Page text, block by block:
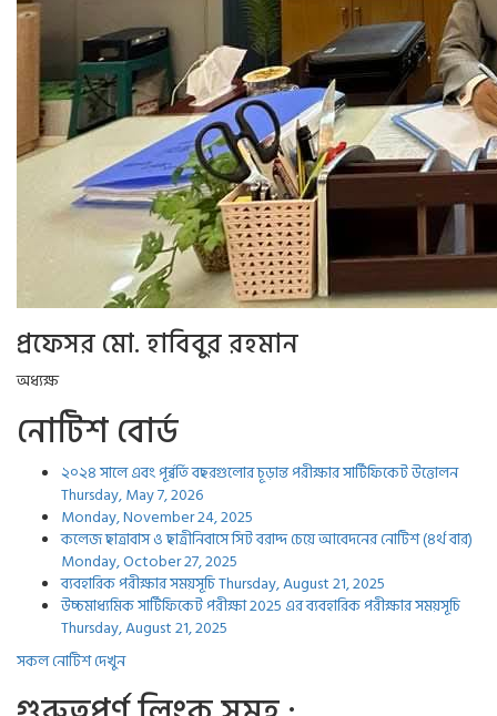
প্রফেসর মো. হাবিবুর রহমান
অধ্যক্ষ
নোটিশ বোর্ড
২০২৪ সালে এবং পূর্ব্বর্তি বছরগুলোর চূড়ান্ত পরীক্ষার সার্টিফিকেট উত্তোলন
Thursday, May 7, 2026
Monday, November 24, 2025
কলেজ ছাত্রাবাস ও ছাত্রীনিবাসে সিট বরাদ্দ চেয়ে আবেদনের নোটিশ (৪র্থ বার)
Monday, October 27, 2025
ব্যবহারিক পরীক্ষার সময়সূচিThursday, August 21, 2025
উচ্চমাধ্যমিক সার্টিফিকেট পরীক্ষা 2025 এর ব্যবহারিক পরীক্ষার সময়সূচি
Thursday, August 21, 2025
সকল নোটিশ দেখুন